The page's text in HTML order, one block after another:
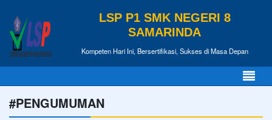
LSP P1 SMK NEGERI 8
SAMARINDA
Kompeten Hari Ini, Bersertifikasi, Sukses di Masa Depan
#PENGUMUMAN